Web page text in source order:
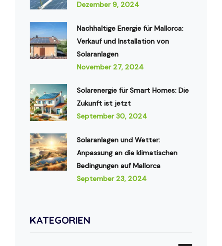
Dezember 9, 2024
Nachhaltige Energie für Mallorca:
Verkauf und Installation von
Solaranlagen
November 27, 2024
Solarenergie für Smart Homes: Die
Zukunft ist jetzt
September 30, 2024
Solaranlagen und Wetter:
Anpassung an die klimatischen
Bedingungen auf Mallorca
September 23, 2024
KATEGORIEN